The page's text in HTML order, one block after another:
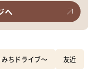
へ
ちドライブ～ 友近